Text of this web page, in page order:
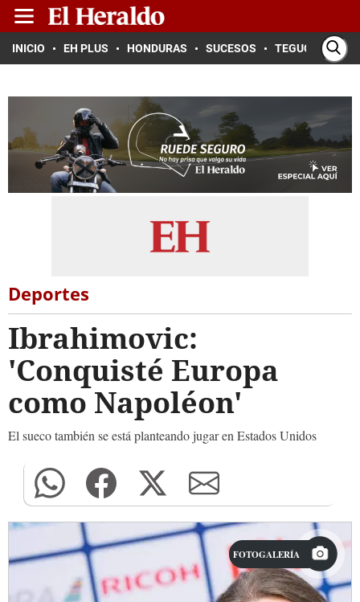
INICIO EH PLUS HONDURAS SUCESOS TEGUCIGALPA
Deportes
Ibrahimovic:
'Conquisté Europa
como Napoléon'
El sueco también se está planteando jugar en Estados Unidos
FOTOGALERÍA